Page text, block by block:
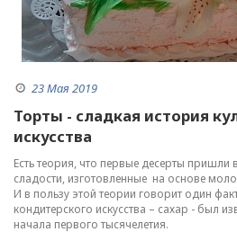
23 Мая 2019
Торты - сладкая история
искусства
Есть теория, что первые десерты пришли
сладости, изготовленные на основе
И в пользу этой теории говорит один
кондитерского искусства – сахар - был
начала первого тысячелетия.